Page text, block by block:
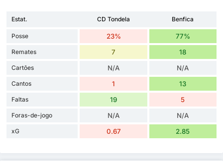
Estat. CD Tondela Benfica
Posse 23% 77%
Remates 7 18
Cartões N/A N/A
Cantos 1 13
Faltas 19 5
Foras-de-jogo N/A N/A
xG 0.67 2.85